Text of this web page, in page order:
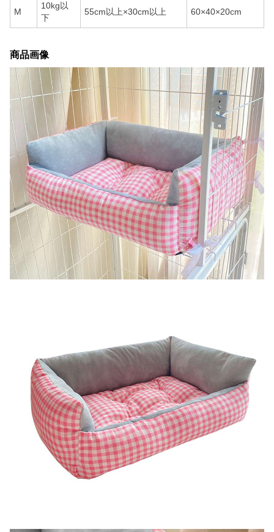
M
10kg以
下
55cm以上×30cm以上 60×40×20cm
商品画像